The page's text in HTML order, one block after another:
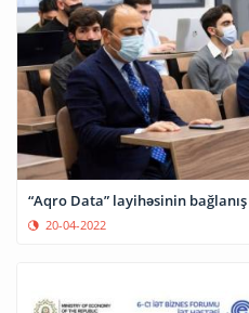
“Aqro Data” layihəsinin
20-04-2022